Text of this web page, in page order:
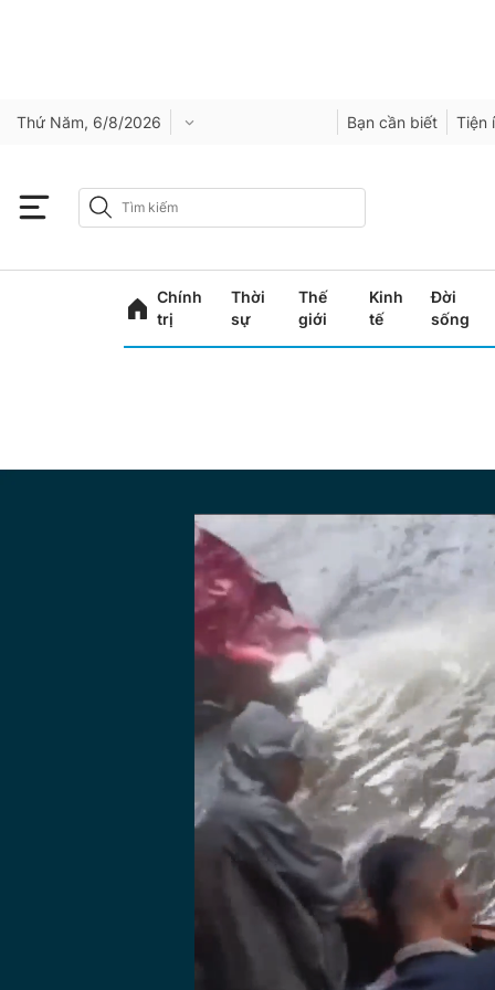
Thứ Năm, 6/8/2026 Bạn cần biết Tiện
Chính
trị
Thời
sự
Thế
giới
Kinh
tế
Đời
sống